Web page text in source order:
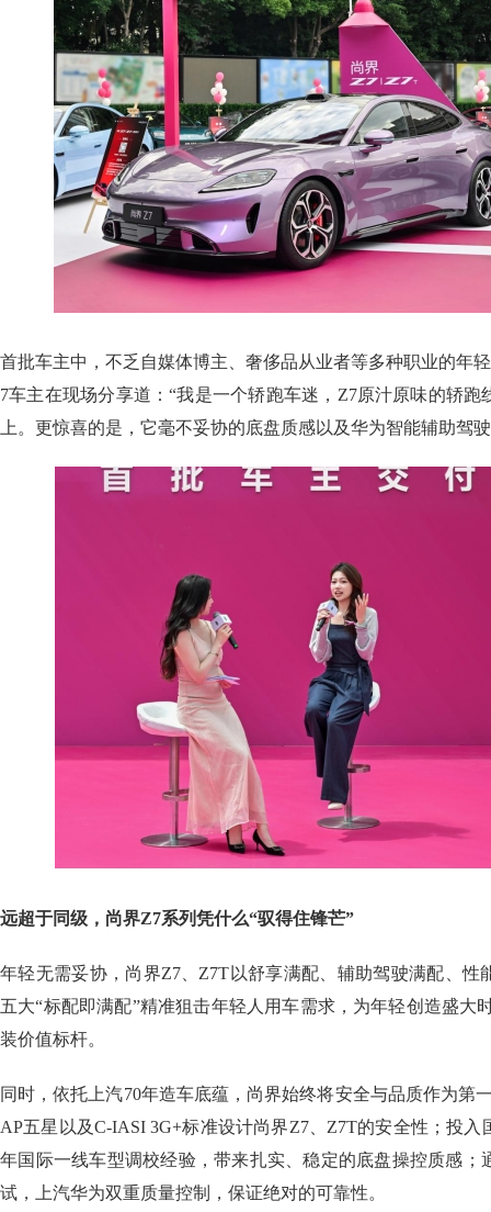
首批车主中，不乏自媒体博主、奢侈品从业者等多种职业的年
7车主在现场分享道：“我是一个轿跑车迷，Z7原汁原味的轿
上。更惊喜的是，它毫不妥协的底盘质感以及华为智能辅助驾
远超于同级，尚界Z7系列凭什么“驭得住锋芒”
年轻无需妥协，尚界Z7、Z7T以舒享满配、辅助驾驶满配、性
五大“标配即满配”精准狙击年轻人用车需求，为年轻创造盛大
装价值标杆。
同时，依托上汽70年造车底蕴，尚界始终将安全与品质作为第
AP五星以及C-IASI 3G+标准设计尚界Z7、Z7T的安全性；投入
年国际一线车型调校经验，带来扎实、稳定的底盘操控质感；
试，上汽华为双重质量控制，保证绝对的可靠性。